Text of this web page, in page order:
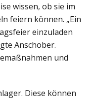
wissen, ob sie im
feiern können. „Ein
einzuladen
Anschober.
und
Diese können